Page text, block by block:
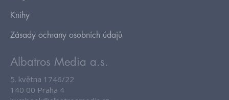
Knihy
Zásady ochrany osobních údajů
Albatros Media a.s.
5. května 1746/22
140 00 Praha 4